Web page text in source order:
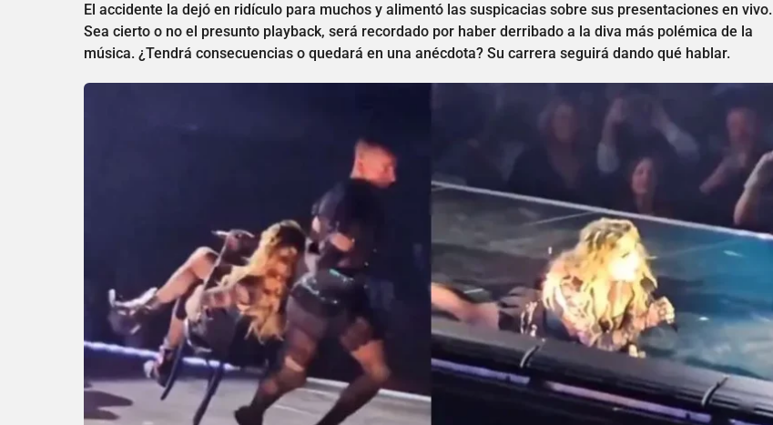
El accidente la dejó en ridículo para muchos y alimentó las suspicacias sobre sus presentaciones en vivo.
Sea cierto o no el presunto playback, será recordado por haber derribado a la diva más polémica de la
música. ¿Tendrá consecuencias o quedará en una anécdota? Su carrera seguirá dando qué hablar.